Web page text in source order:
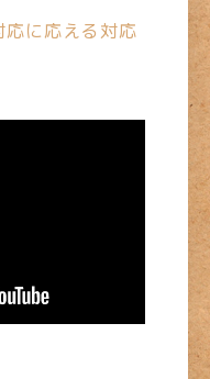
応に応える対応